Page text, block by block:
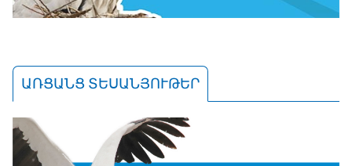
ԱՌՑԱՆՑ ՏԵՍԱՆՅՈՒԹԵՐ